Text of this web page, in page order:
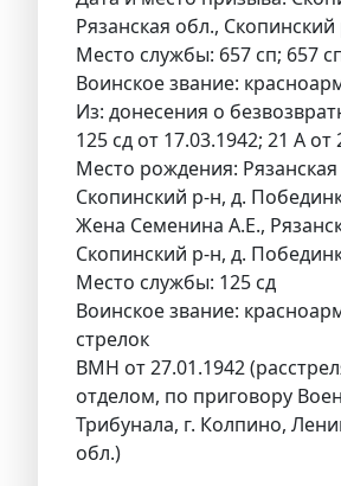
Рязанская обл., Скопинский
Место службы: 657 сп; 657
Воинское звание:
Из: донесения о
125 сд от 17.03.1942; 21 А от
Место рождения: Рязанская
Скопинский р-н, д.
Жена Семенина А.Е.,
Скопинский р-н, д.
Место службы: 125 сд
Воинское звание:
стрелок
ВМН от 27.01.1942
отделом, по приговору
Трибунала, г. Колпино,
обл.)